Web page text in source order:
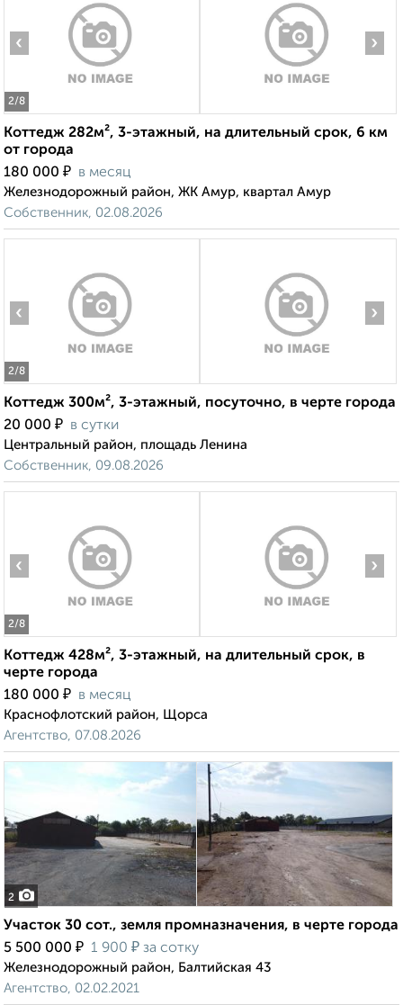
2/8
‹ ›
Коттедж 282м², 3-этажный, на длительный срок, 6 км
от города
180 000 ₽ в месяц
Железнодорожный район, ЖК Амур, квартал Амур
Собственник, 02.08.2026
2/8
‹ ›
Коттедж 300м², 3-этажный, посуточно, в черте города
20 000 ₽ в сутки
Центральный район, площадь Ленина
Собственник, 09.08.2026
2/8
‹ ›
Коттедж 428м², 3-этажный, на длительный срок, в
черте города
180 000 ₽ в месяц
Краснофлотский район, Щорса
Агентство, 07.08.2026
2
Участок 30 сот., земля промназначения, в черте города
5 500 000 ₽ 1 900 ₽ за сотку
Железнодорожный район, Балтийская 43
Агентство, 02.02.2021